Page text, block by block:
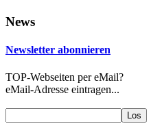
News
Newsletter abonnieren
TOP-Webseiten per eMail?
eMail-Adresse eintragen...